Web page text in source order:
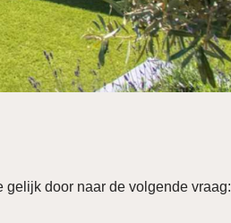
door naar de volgende vraag: